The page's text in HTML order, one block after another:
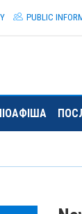
PUBLIC